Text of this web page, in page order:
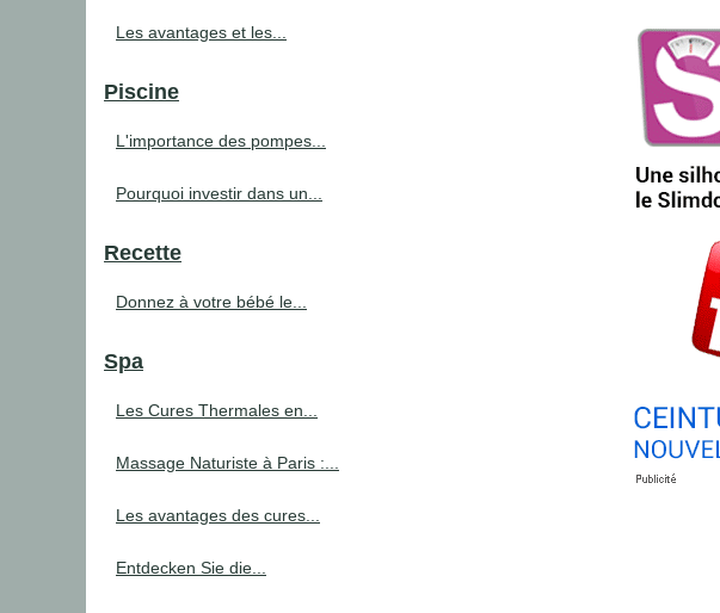
Les avantages et les...
Piscine
L'importance des pompes...
Pourquoi investir dans un...
Recette
Donnez à votre bébé le...
Spa
Les Cures Thermales en...
Massage Naturiste à Paris :...
Les avantages des cures...
Entdecken Sie die...